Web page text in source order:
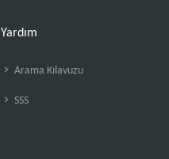
Yardım
Arama Kılavuzu
SSS